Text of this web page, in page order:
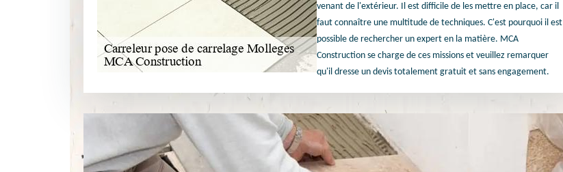
venant de l'extérieur. Il est difficile de les mettre en place, car il
faut connaître une multitude de techniques. C'est pourquoi il est
possible de rechercher un expert en la matière. MCA
Construction se charge de ces missions et veuillez remarquer
qu'il dresse un devis totalement gratuit et sans engagement.